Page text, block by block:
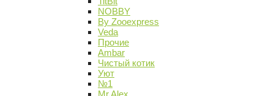
NOBBY
By Zooexpress
Veda
Прочие
Ambar
Чистый котик
Уют
№1
Mr.Alex